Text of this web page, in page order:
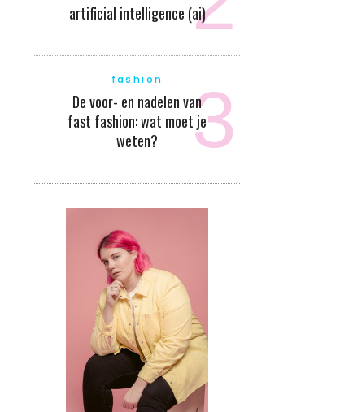
artificial intelligence (ai)
fashion
De voor- en nadelen van
fast fashion: wat moet je
weten?